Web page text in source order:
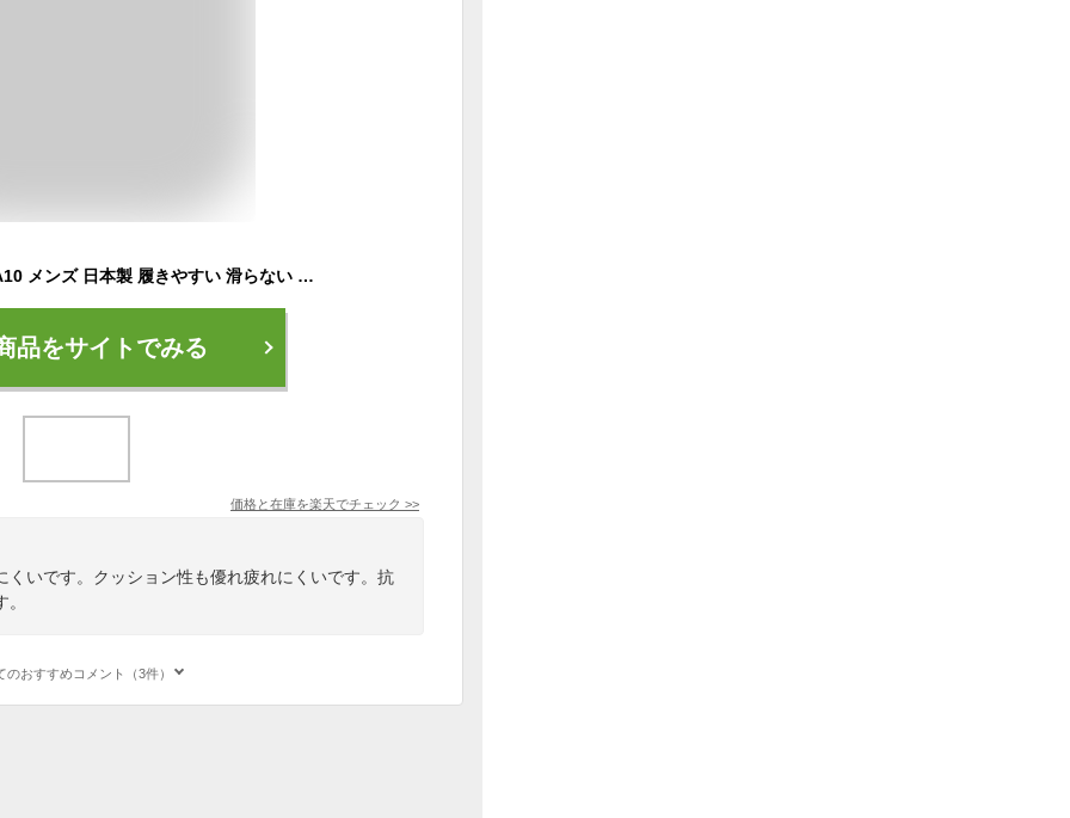
エバロン サンダル SA10 メンズ 日本製 履きやすい 滑らない 丸洗い 抗菌 消臭 防臭 屈曲性 防滑 軽量 耐摩耗性 EVARON
品をサイトでみる
価格と在庫を楽天でチェック >>
くいです。クッション性も優れ疲れにくいです。抗
のおすすめコメント（3件）